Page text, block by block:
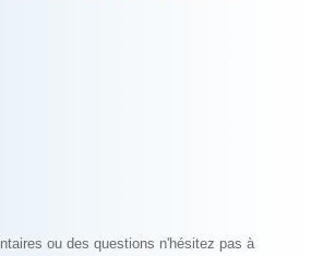
ou des questions n'hésitez pas à